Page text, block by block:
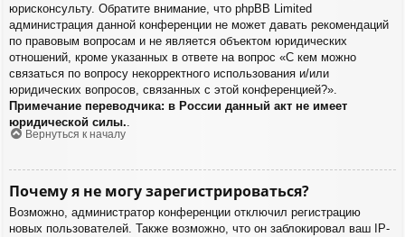
юрисконсульту. Обратите внимание, что phpBB Limited
администрация данной конференции не может давать рекомендаций
по правовым вопросам и не является объектом юридических
отношений, кроме указанных в ответе на вопрос «С кем можно
связаться по вопросу некорректного использования и/или
юридических вопросов, связанных с этой конференцией?».
Примечание переводчика: в России данный акт не имеет
юридической силы.
Вернуться к началу
Почему я не могу зарегистрироваться?
Возможно, администратор конференции отключил регистрацию
новых пользователей. Также возможно, что он заблокировал ваш IP-